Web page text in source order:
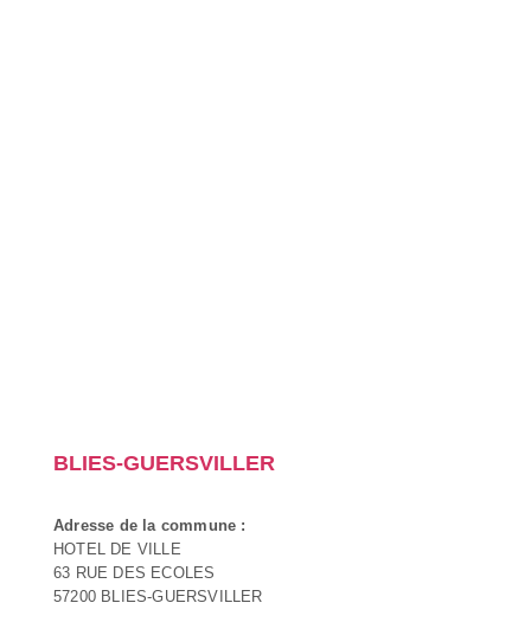
BLIES-GUERSVILLER
Adresse de la commune :
HOTEL DE VILLE
63 RUE DES ECOLES
57200 BLIES-GUERSVILLER